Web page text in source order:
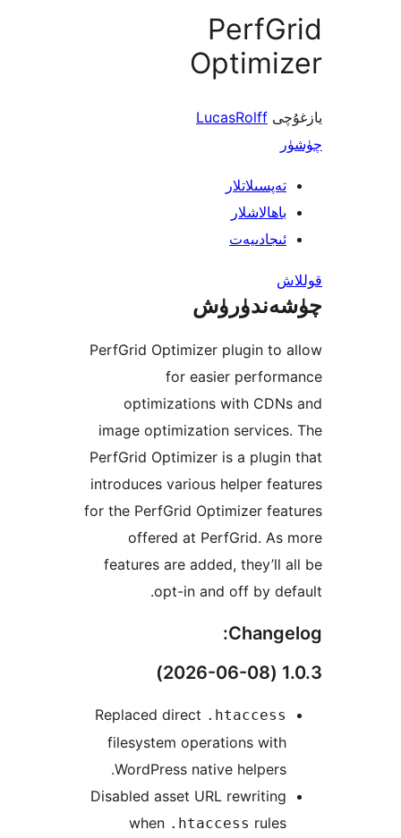
LucasRolff
PerfGrid Optimizer plugin
for easier
optimizations with
image optimization
PerfGrid Optimizer is a
introduces various helper
for the PerfGrid Optimizer
offered at PerfGrid.
features are added,
opt-in and off by
Replaced direct
filesystem operations
WordPress native
Disabled asset URL
when